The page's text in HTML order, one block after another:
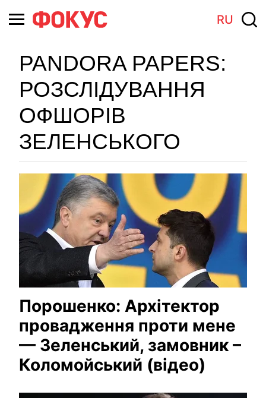
RU
PANDORA PAPERS:
РОЗСЛІДУВАННЯ
ОФШОРІВ
ЗЕЛЕНСЬКОГО
Порошенко: Архітектор
провадження проти мене
— Зеленський, замовник –
Коломойський (відео)